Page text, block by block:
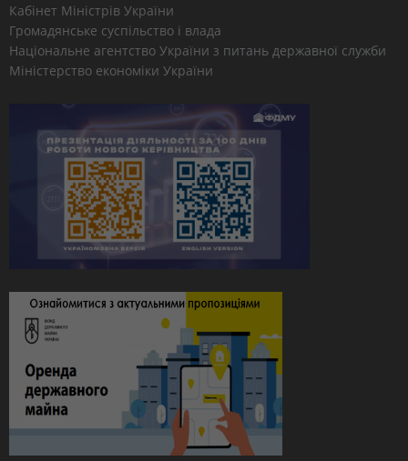
Кабінет Міністрів України
Громадянське суспільство і влада
Національне агентство України з питань державної служби
Міністерство економіки України